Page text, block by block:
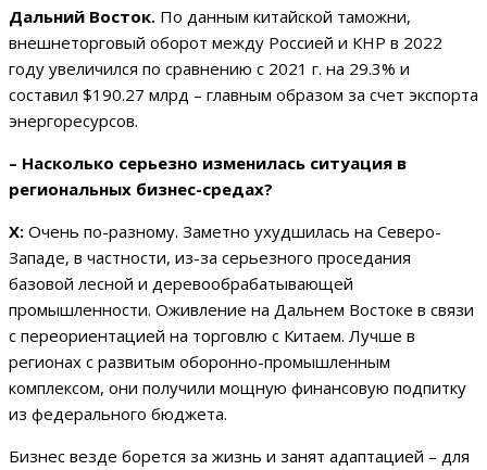
Дальний Восток. По данным китайской таможни,
внешнеторговый оборот между Россией и КНР в 2022
году увеличился по сравнению с 2021 г. на 29.3% и
составил $190.27 млрд – главным образом за счет экспорта
энергоресурсов.
– Насколько серьезно изменилась ситуация в
региональных бизнес-средах?
Х: Очень по-разному. Заметно ухудшилась на Северо-
Западе, в частности, из-за серьезного проседания
базовой лесной и деревообрабатывающей
промышленности. Оживление на Дальнем Востоке в связи
с переориентацией на торговлю с Китаем. Лучше в
регионах с развитым оборонно-промышленным
комплексом, они получили мощную финансовую подпитку
из федерального бюджета.
Бизнес везде борется за жизнь и занят адаптацией – для